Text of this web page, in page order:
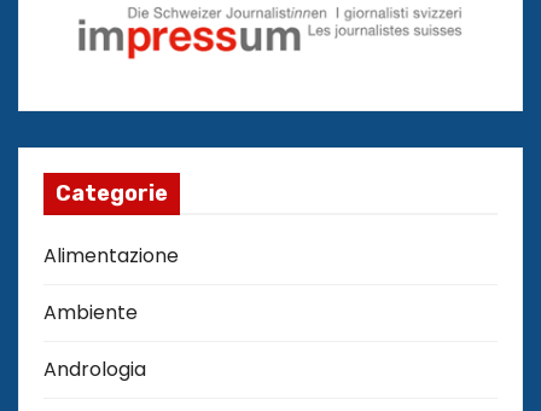
Categorie
Alimentazione
Ambiente
Andrologia